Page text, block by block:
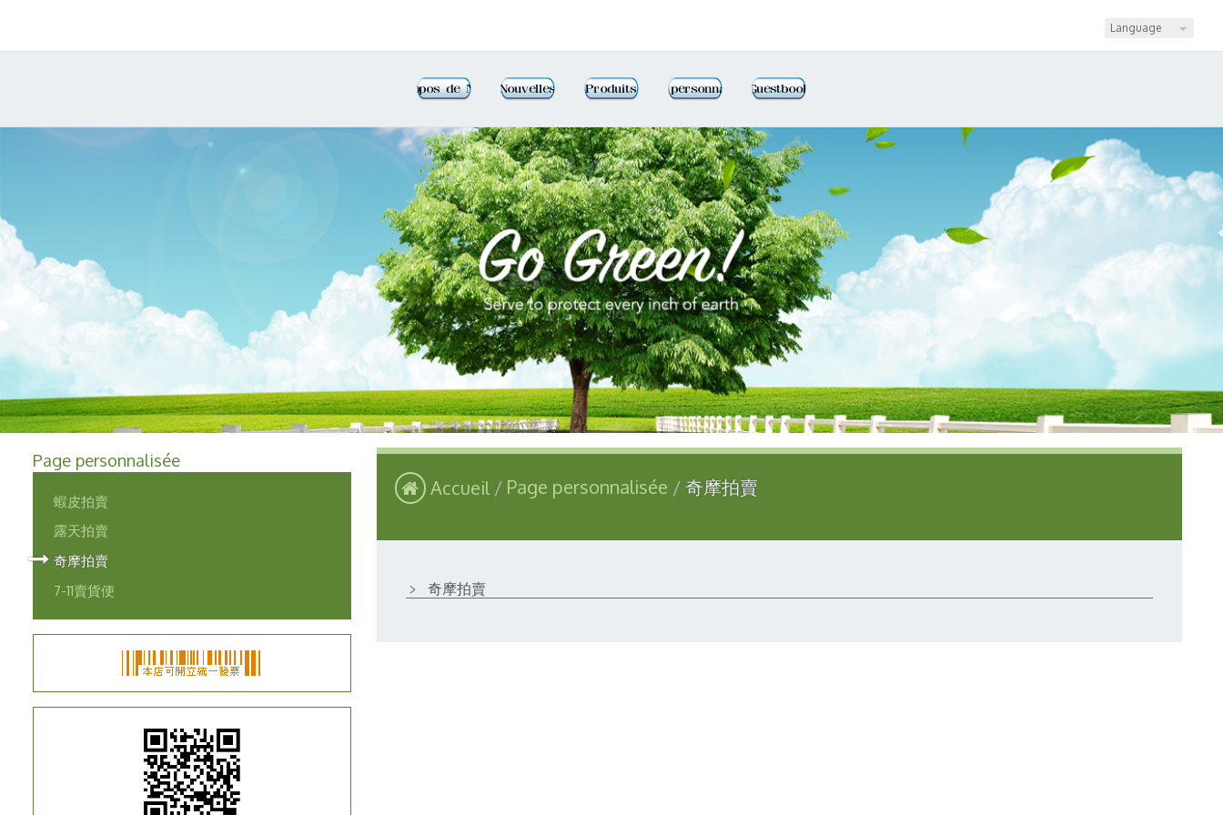
Language
Page personnalisée
蝦皮拍賣
露天拍賣
奇摩拍賣
7-11賣貨便
Accueil Page personnalisée 奇摩拍賣
﹥ 奇摩拍賣